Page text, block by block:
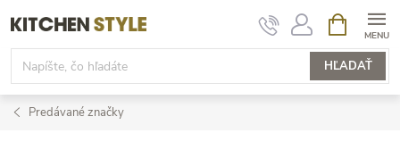
na
obsah
HĽADAŤ
KOŠÍK
Predávané značky